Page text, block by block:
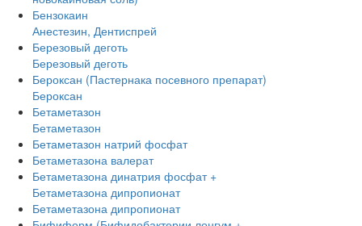
Бензокаин
Анестезин, Дентиспрей
Березовый деготь
Березовый деготь
Бероксан (Пастернака посевного препарат)
Бероксан
Бетаметазон
Бетаметазон
Бетаметазон натрий фосфат
Бетаметазона валерат
Бетаметазона динатрия фосфат +
Бетаметазона дипропионат
Бетаметазона дипропионат